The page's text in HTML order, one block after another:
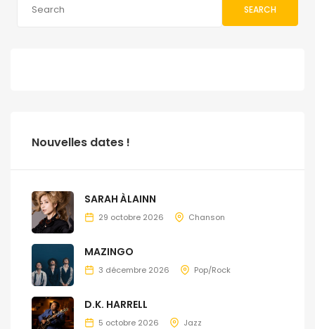
SEARCH
Nouvelles dates !
SARAH ÀLAINN
29 octobre 2026 Chanson
MAZINGO
3 décembre 2026 Pop/Rock
D.K. HARRELL
5 octobre 2026 Jazz